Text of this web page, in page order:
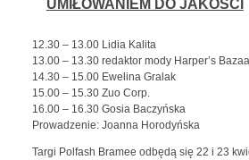
UMIŁOWANIEM DO JAKOŚCI
12.30 – 13.00 Lidia Kalita
13.00 – 13.30 redaktor mody Harper’s
14.30 – 15.00 Ewelina Gralak
15.00 – 15.30 Zuo Corp.
16.00 – 16.30 Gosia Baczyńska
Prowadzenie: Joanna Horodyńska
Targi Polfash Bramee odbędą się 22 i 23